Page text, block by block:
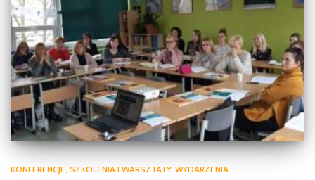
KONFERENCJE SZKOLENIA I WARSZTATY WYDARZENIA